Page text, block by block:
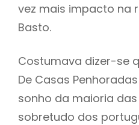
vez mais impacto na
Basto.
Costumava dizer-se
De Casas
sonho da maioria
sobretudo dos